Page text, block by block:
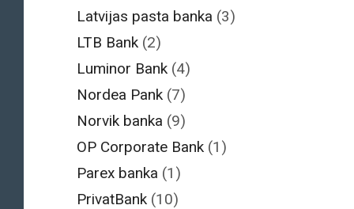
Latvijas pasta banka (3)
LTB Bank (2)
Luminor Bank (4)
Nordea Pank (7)
Norvik banka (9)
OP Corporate Bank (1)
Parex banka (1)
PrivatBank (10)